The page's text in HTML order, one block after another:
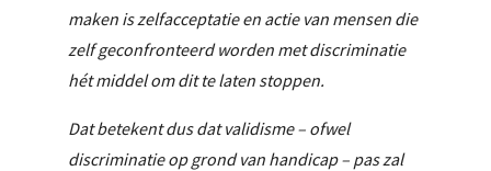
maken is zelfacceptatie en actie van mensen die
zelf geconfronteerd worden met discriminatie
hét middel om dit te laten stoppen.
Dat betekent dus dat validisme – ofwel
discriminatie op grond van handicap – pas zal